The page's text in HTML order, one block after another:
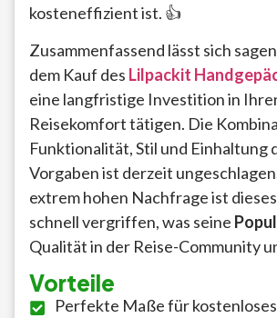
kosteneffizient ist. 👍
Zusammenfassend lässt sich
dem Kauf des Lilpackit
eine langfristige Investition in
Reisekomfort tätigen. Die
Funktionalität, Stil und Einhaltung
Vorgaben ist derzeit
extrem hohen Nachfrage ist
schnell vergriffen, was seine
Qualität in der Reise-Community
Vorteile
Perfekte Maße für